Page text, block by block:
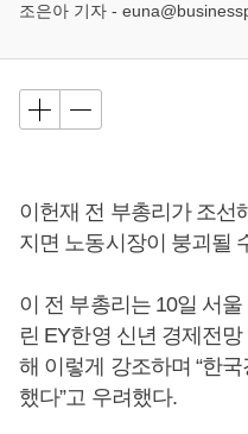
조은아 기자 -
이헌재 전 부총리가 조선
지면 노동시장이 붕괴될
이 전 부총리는 10일 서
린 EY한영 신년 경제전
해 이렇게 강조하며 “한
했다”고 우려했다.